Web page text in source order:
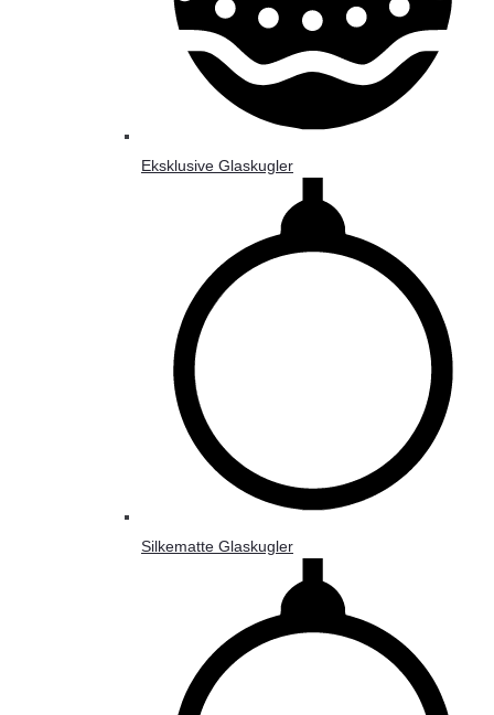
Eksklusive Glaskugler
Silkematte Glaskugler